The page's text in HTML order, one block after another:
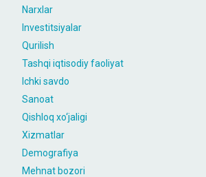
Narxlar
Investitsiyalar
Qurilish
Tashqi iqtisodiy faoliyat
Ichki savdo
Sanoat
Qishloq xo‘jaligi
Xizmatlar
Demografiya
Mehnat bozori